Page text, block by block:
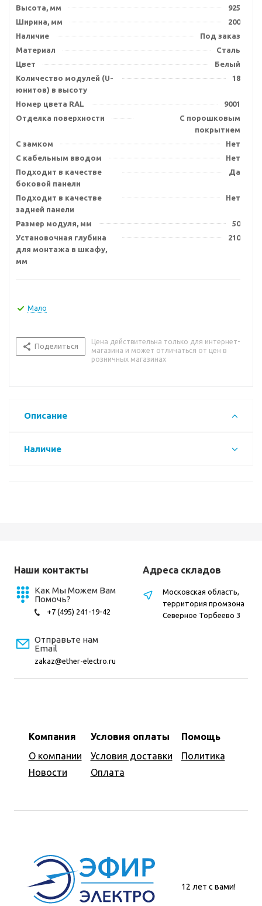
Высота, мм
925
Ширина, мм
200
Наличие
Под заказ
Материал
Сталь
Цвет
Белый
Количество модулей (U-
юнитов) в высоту
18
Номер цвета RAL
9001
Отделка поверхности
С порошковым
покрытием
С замком
Нет
С кабельным вводом
Нет
Подходит в качестве
боковой панели
Да
Подходит в качестве
задней панели
Нет
Размер модуля, мм
50
Установочная глубина
для монтажа в шкафу,
мм
210
Мало
Поделиться
Цена действительна только для интернет-
магазина и может отличаться от цен в
розничных магазинах
Описание
Наличие
Наши контакты
Как Мы Можем Вам
Помочь?
+7 (495) 241-19-42
Отправьте нам
Email
zakaz@ether-electro.ru
Компания
О компании
Новости
Условия оплаты
Условия доставки
Оплата
Помощь
Политика
Адреса складов
Московская область,
территория промзона
Северное Торбеево 3
12 лет с вами!